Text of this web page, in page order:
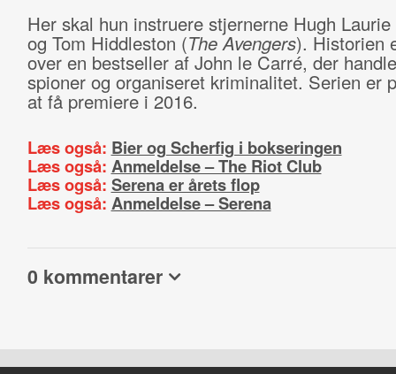
Her skal hun instruere stjernerne Hugh Laurie
og Tom Hiddleston (The Avengers). Historien
over en bestseller af John le Carré, der
spioner og organiseret kriminalitet. Serien er
at få premiere i 2016.
Læs også: Bier og Scherfig i bokseringen
Læs også: Anmeldelse – The Riot Club
Læs også: Serena er årets flop
Læs også: Anmeldelse – Serena
0 kommentarer